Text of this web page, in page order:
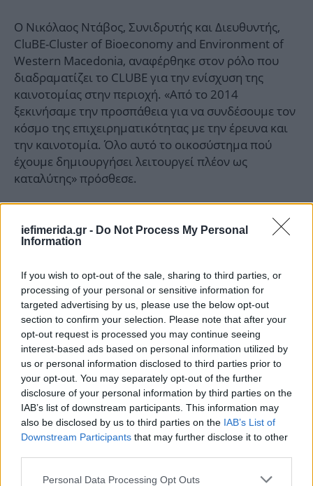
iefimerida.gr - Do Not Process My Personal
Information
If you wish to opt-out of the sale, sharing to third parties, or
processing of your personal or sensitive information for
targeted advertising by us, please use the below opt-out
section to confirm your selection. Please note that after your
opt-out request is processed you may continue seeing
interest-based ads based on personal information utilized by
us or personal information disclosed to third parties prior to
your opt-out. You may separately opt-out of the further
disclosure of your personal information by third parties on the
IAB’s list of downstream participants. This information may
also be disclosed by us to third parties on the IAB’s List of
Downstream Participants that may further disclose it to other
Please note that this website/app uses one or more Google
Personal Data Processing Opt Outs
Ο Νικόλαος Ντάβος, Συνιδρυτής και Διευθυντής,
CluBE-Cluster of Bioeconomy and Environment of
Western Macedonia, αναφέρθηκε στον ρόλο που
διαδραματίζει το CLUBE για την ενίσχυση της
καινοτομίας στην περιοχή. «Από το 2014
ξεκινήσαμε την προσπάθεια για να συνδέσουμε τον
κόσμο της επιχειρηματικότητας με την έρευνα και
την καινοτομία. Όλο αυτό το οικοσύστημα πού
έχουμε δημιουργήσει λειτουργεί πλέον ως
καταλύτης» πρόσθεσε.
Σημείωσε ότι στο Cluster εργάζονται 60 ερευνητές,
που δουλεύουν με ευρωπαϊκούς μισθούς και
παράγουν καινοτομία ενώ αναφέρθηκε στο
περιοχής, υποστηρίζοντας ότι η αλλαγή πρέπει να
γίνει με δίκαιο τρόπο για την κοινωνία και τους
πολίτες, σε κατάλληλο χρόνο, με σχέδιο και
συνεργασίες. «Η καινοτομία δεν είναι απλά
ζητούμενο, είναι απολύτως αναγκαία» είπε ο κ.
Ντάβος, προσθέτοντας ότι αρκετές εταιρείες έχουν
αναπτύξει δραστηριότητες στην περιοχή, με το
CLUBE να συμμετέχει σε πολλά από τα έργα.